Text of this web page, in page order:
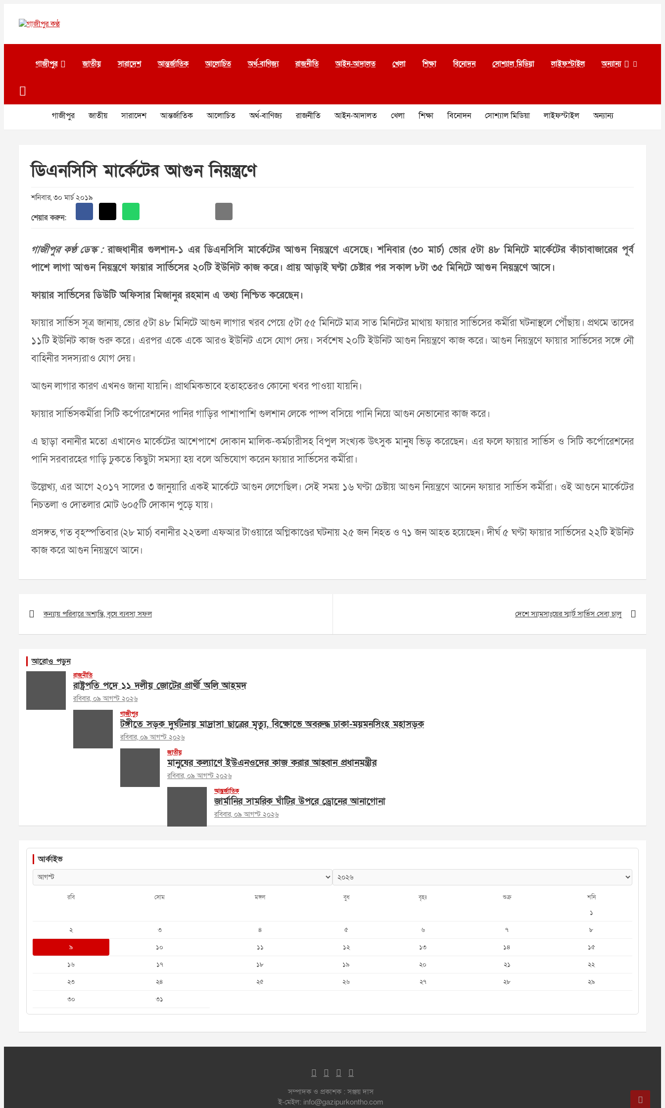
contentগাজীপুর কণ্ঠ
গাজীপুর জাতীয় সারাদেশ আন্তর্জাতিক আলোচিত অর্থ-বাণিজ্য রাজনীতি আইন-আদালত খেলা শিক্ষা বিনোদন সোশ্যাল মিডিয়া লাইফস্টাইল অন্যান্য
গাজীপুর জাতীয় সারাদেশ আন্তর্জাতিক আলোচিত অর্থ-বাণিজ্য রাজনীতি আইন-আদালত খেলা শিক্ষা বিনোদন সোশ্যাল মিডিয়া লাইফস্টাইল অন্যান্য
ডিএনসিসি মার্কেটের আগুন নিয়ন্ত্রণে
শনিবার, ৩০ মার্চ ২০১৯
শেয়ার করুন:
গাজীপুর কণ্ঠ ডেস্ক :রাজধানীর গুলশান-১ এর ডিএনসিসি মার্কেটের আগুন নিয়ন্ত্রণে এসেছে। শনিবার (৩০ মার্চ) ভোর ৫টা ৪৮ মিনিটে মার্কেটের কাঁচাবাজারের পূর্ব
পাশে লাগা আগুন নিয়ন্ত্রণে ফায়ার সার্ভিসের ২০টি ইউনিট কাজ করে। প্রায় আড়াই ঘণ্টা চেষ্টার পর সকাল ৮টা ৩৫ মিনিটে আগুন নিয়ন্ত্রণে আসে।
ফায়ার সার্ভিসের ডিউটি অফিসার মিজানুর রহমান এ তথ্য নিশ্চিত করেছেন।
ফায়ার সার্ভিস সূত্র জানায়, ভোর ৫টা ৪৮ মিনিটে আগুন লাগার খরব পেয়ে ৫টা ৫৫ মিনিটে মাত্র সাত মিনিটের মাথায় ফায়ার সার্ভিসের কর্মীরা ঘটনাস্থলে পৌঁছায়। প্রথমে তাদের
১১টি ইউনিট কাজ শুরু করে। এরপর একে একে আরও ইউনিট এসে যোগ দেয়। সর্বশেষ ২০টি ইউনিট আগুন নিয়ন্ত্রণে কাজ করে। আগুন নিয়ন্ত্রণে ফায়ার সার্ভিসের সঙ্গে নৌ
বাহিনীর সদস্যরাও যোগ দেয়।
আগুন লাগার কারণ এখনও জানা যায়নি। প্রাথমিকভাবে হতাহতেরও কোনো খবর পাওয়া যায়নি।
ফায়ার সার্ভিসকর্মীরা সিটি কর্পোরেশনের পানির গাড়ির পাশাপাশি গুলশান লেকে পাম্প বসিয়ে পানি নিয়ে আগুন নেভানোর কাজ করে।
এ ছাড়া বনানীর মতো এখানেও মার্কেটের আশেপাশে দোকান মালিক-কর্মচারীসহ বিপুল সংখ্যক উৎসুক মানুষ ভিড় করেছেন। এর ফলে ফায়ার সার্ভিস ও সিটি কর্পোরেশনের
পানি সরবারহের গাড়ি ঢুকতে কিছুটা সমস্যা হয় বলে অভিযোগ করেন ফায়ার সার্ভিসের কর্মীরা।
উল্লেখ্য, এর আগে ২০১৭ সালের ৩ জানুয়ারি একই মার্কেটে আগুন লেগেছিল। সেই সময় ১৬ ঘণ্টা চেষ্টায় আগুন নিয়ন্ত্রণে আনেন ফায়ার সার্ভিস কর্মীরা। ওই আগুনে মার্কেটের
নিচতলা ও দোতলার মোট ৬০৫টি দোকান পুড়ে যায়।
প্রসঙ্গত, গত বৃহস্পতিবার (২৮ মার্চ) বনানীর ২২তলা এফআর টাওয়ারে অগ্নিকাণ্ডের ঘটনায় ২৫ জন নিহত ও ৭১ জন আহত হয়েছেন। দীর্ঘ ৫ ঘণ্টা ফায়ার সার্ভিসের ২২টি ইউনিট
কাজ করে আগুন নিয়ন্ত্রণে আনে।
navigation
কন্যায় পরিবারে অশান্তি, বৃষে ব্যবসা সফল দেশে স্যামসাংয়ের স্মার্ট সার্ভিস সেবা চালু
আরোও পড়ুন
রাজনীতি
রাষ্ট্রপতি পদে ১১ দলীয় জোটের প্রার্থী অলি আহমদ
রবিবার, ০৯ আগস্ট ২০২৬
গাজীপুর
টঙ্গীতে সড়ক দুর্ঘটনায় মাদ্রাসা ছাত্রের মৃত্যু, বিক্ষোভে অবরুদ্ধ ঢাকা-ময়মনসিংহ মহাসড়ক
রবিবার, ০৯ আগস্ট ২০২৬
জাতীয়
মানুষের কল্যাণে ইউএনওদের কাজ করার আহ্বান প্রধানমন্ত্রীর
রবিবার, ০৯ আগস্ট ২০২৬
আন্তর্জাতিক
জার্মানির সামরিক ঘাঁটির উপরে ড্রোনের আনাগোনা
রবিবার, ০৯ আগস্ট ২০২৬
আর্কাইভ
রবি সোম মঙ্গল বুধ বৃহঃ শুক্র শনি
১
২
৩ ৪ ৫ ৬ ৭
৮
৯
১০ ১১ ১২ ১৩ ১৪
১৫
১৬
১৭ ১৮ ১৯ ২০ ২১
২২
২৩
২৪ ২৫ ২৬ ২৭ ২৮
২৯
৩০
৩১
সম্পাদক ও প্রকাশক : সঞ্জয় দাস
ই-মেইল: info@gazipurkontho.com